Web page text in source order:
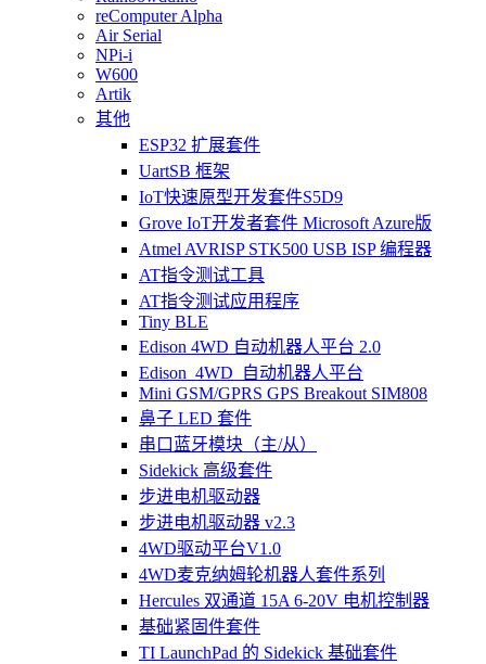
reComputer Alpha
Air Serial
NPi-i
W600
Artik
其他
ESP32 扩展套件
UartSB 框架
IoT快速原型开发套件S5D9
Grove IoT开发者套件 Microsoft Azure版
Atmel AVRISP STK500 USB ISP 编程器
AT指令测试工具
AT指令测试应用程序
Tiny BLE
Edison 4WD 自动机器人平台 2.0
Edison_4WD_自动机器人平台
Mini GSM/GPRS GPS Breakout SIM808
鼻子 LED 套件
串口蓝牙模块（主/从）
Sidekick 高级套件
步进电机驱动器
步进电机驱动器 v2.3
4WD驱动平台V1.0
4WD麦克纳姆轮机器人套件系列
Hercules 双通道 15A 6-20V 电机控制器
基础紧固件套件
TI LaunchPad 的 Sidekick 基础套件